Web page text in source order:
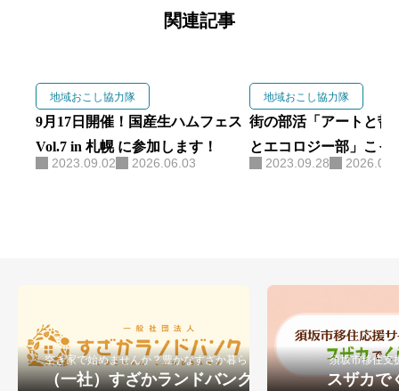
か、「一般社団法人すざかランド
よる地域課題解決に取り組む。
「すざくる」では、自身の移住経
験と営業職で培ったヒアリング力
を活かし、移住希望者の本音に寄
的かつ心理的な安心感を担保する
移住・定着支援を行っている
関連記事
地域おこし協力隊
9月17日開催！国産生ハムフェス
Vol.7 in 札幌 に参加します！
2023.09.02 2026.06.03
地域おこし協力隊
街の部活「アートと哲
とエコロジー部」こっ
ます
2023.09.28
空き家で始めませんか？豊かなすざか暮らし
（一社）すざかランドバンク
須坂市移住支
スザカで